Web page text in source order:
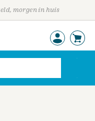
morgen in huis